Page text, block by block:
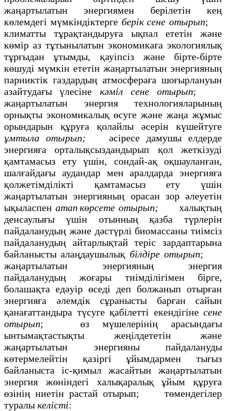
жаңартылатын энергиямен берілетін кең
көлемдегі мүмкіндіктерге берік сене отырып;
климатты тұрақтандыруға ықпал ететін және
көмір аз тұтынылатын экономикаға экологиялық
тұрғыдан ұтымды, қауіпсіз және бірте-бірте
көшуді мүмкін ететін жаңартылатын энергияның
парниктік газдардың атмосфераға шоғырлануын
азайтудағы үлесіне кәміл сене отырып;
жаңартылатын энергия технологияларының
орнықты экономикалық өсуге және жаңа жұмыс
орындарын құруға қолайлы әсерін күшейтуге
ұмтыла отырып; әсіресе дамушы елдерде
энергияға орталықсыздандырып қол жеткізуді
қамтамасыз ету үшін, сондай-ақ оқшауланған,
шалғайдағы аудандар мен аралдарда энергияға
қолжетімділікті қамтамасыз ету үшін
жаңартылатын энергияның орасан зор әлеуетін
ықыласпен атап көрсете отырып; халықтың
денсаулығы үшін отынның қазба түрлерін
пайдаланудың және дәстүрлі биомассаны тиімсіз
пайдаланудың айтарлықтай теріс зардаптарына
байланысты алаңдаушылық білдіре отырып;
жаңартылатын энергияның энергия
пайдаланудың жоғары тиімділігімен бірге,
болашақта едәуір өседі деп болжанып отырған
энергияға әлемдік сұранысты барған сайын
қанағаттандыра түсуге қабілетті екендігіне сене
отырып; өз мүшелерінің арасындағы
ынтымақтастықты жеңілдететін және
жаңартылатын энергияны пайдалануды
көтермелейтін қазіргі ұйымдармен тығыз
байланыста іс-қимыл жасайтын жаңартылатын
энергия жөніндегі халықаралық ұйым құруға
өзінің ниетін растай отырып; төмендегілер
туралы келісті: